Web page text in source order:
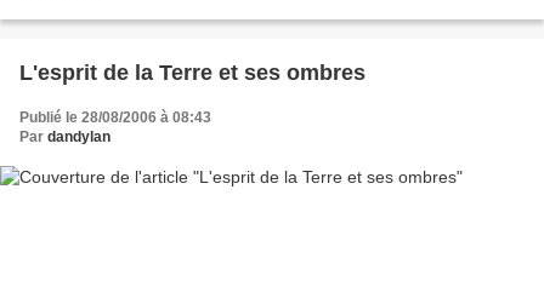
L'esprit de la Terre et ses ombres
Publié le 28/08/2006 à 08:43
Par dandylan